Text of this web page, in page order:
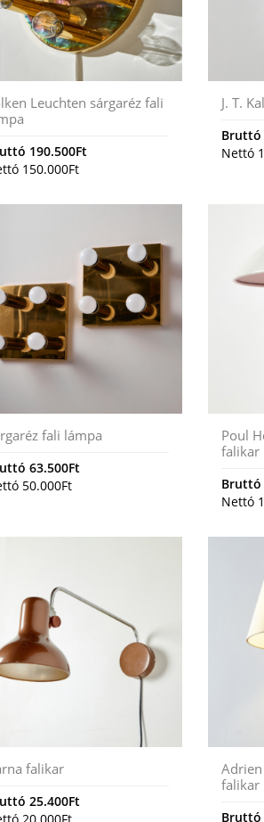
Leuchten sárgaréz fali
190.500Ft
150.000Ft
J. T.
Bruttó
Nettó
fali lámpa
63.500Ft
50.000Ft
Poul
falikar
Bruttó
Nettó
falikar
25.400Ft
falikar